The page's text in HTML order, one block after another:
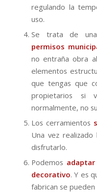
regulando la
uso.
Se trata de
permisos
no entraña obra
elementos
que tengas que
propietarios si
normalmente, no
Los cerramientos
Una vez
disfrutarlo.
Podemos
decorativo. Y es
fabrican se